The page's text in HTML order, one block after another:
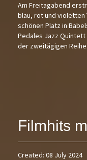
Am Freitagabend
blau, rot und violetten
schönen Platz in
Pedales Jazz
der zweitägigen Reihe.
Filmhits
Created: 08 July 2024